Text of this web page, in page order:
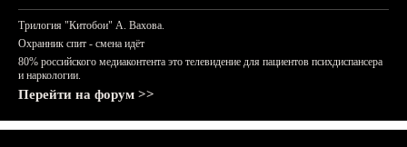
Трилогия "Китобои" А. Вахова.
Охранник спит - смена идёт
80% российского медиаконтента это телевидение для пациентов психдиспансера
и наркологии.
Перейти на форум >>